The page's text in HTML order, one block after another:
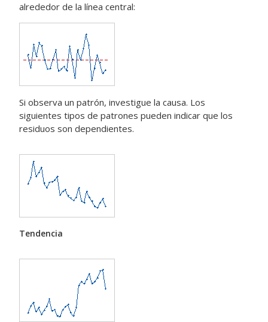
alrededor de la línea central:
Si observa un patrón, investigue la causa. Los
siguientes tipos de patrones pueden indicar que los
residuos son dependientes.
Tendencia